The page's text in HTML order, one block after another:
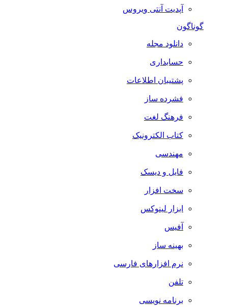
آپدیت آنتی ویروس
گوناگون
دانلود مجله
حسابداری
پشتیبان اطلاعات
فشرده ساز
فرهنگ لغت
کتاب الکترونیک
مهندسی
فایل و دیسک
سخت افزار
ابزار لینوکس
آفیس
بهینه ساز
نرم افزارهای فارسی
تلفن
برنامه نویسی